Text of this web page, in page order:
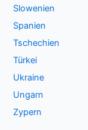
Slowenien
Spanien
Tschechien
Türkei
Ukraine
Ungarn
Zypern